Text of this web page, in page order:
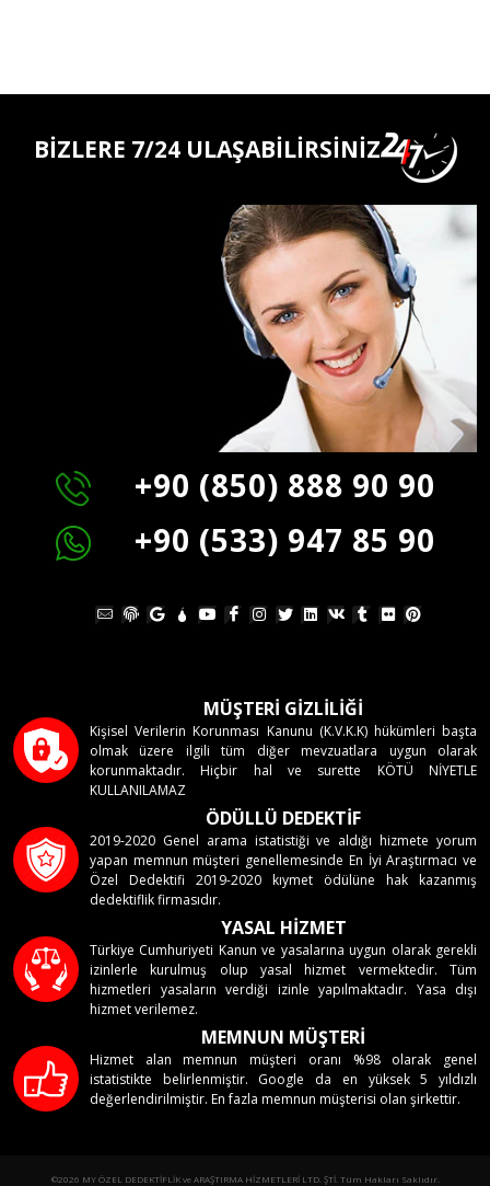
BİZLERE 7/24 ULAŞABİLİRSİNİZ
+90 (850) 888 90 90
+90 (533) 947 85 90
MÜŞTERİ GİZLİLİĞİ
Kişisel Verilerin Korunması Kanunu (K.V.K.K) hükümleri başta
olmak üzere ilgili tüm diğer mevzuatlara uygun olarak
korunmaktadır. Hiçbir hal ve surette KÖTÜ NİYETLE
KULLANILAMAZ
ÖDÜLLÜ DEDEKTİF
2019-2020 Genel arama istatistiği ve aldığı hizmete yorum
yapan memnun müşteri genellemesinde En İyi Araştırmacı ve
Özel Dedektifi 2019-2020 kıymet ödülüne hak kazanmış
dedektiflik firmasıdır.
YASAL HİZMET
Türkiye Cumhuriyeti Kanun ve yasalarına uygun olarak gerekli
izinlerle kurulmuş olup yasal hizmet vermektedir. Tüm
hizmetleri yasaların verdiği izinle yapılmaktadır. Yasa dışı
hizmet verilemez.
MEMNUN MÜŞTERİ
Hizmet alan memnun müşteri oranı %98 olarak genel
istatistikte belirlenmiştir. Google da en yüksek 5 yıldızlı
değerlendirilmiştir. En fazla memnun müşterisi olan şirkettir.
©2026 MY ÖZEL DEDEKTİFLİK ve ARAŞTIRMA HİZMETLERİ LTD. ŞTİ. Tüm Hakları Saklıdır.